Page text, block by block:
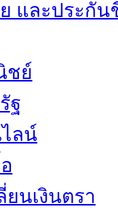
และประกัน
ชย์
ฐ
ลน์
ยนเงินตรา